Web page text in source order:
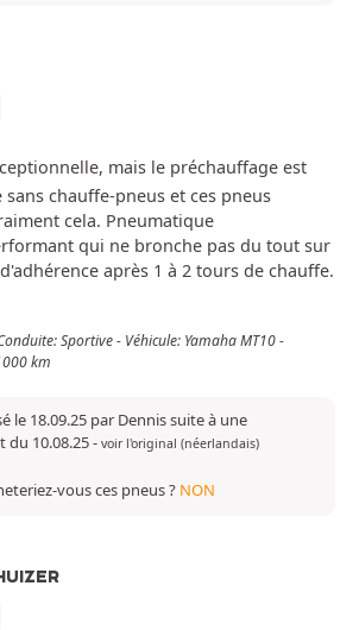
mais le préchauffage est
chauffe-pneus et ces pneus
cela. Pneumatique
qui ne bronche pas du tout sur
après 1 à 2 tours de chauffe.
Sportive - Véhicule: Yamaha MT10 -
km
le 18.09.25 par Dennis suite à une
du 10.08.25- voir l'original (néerlandais)
vous ces pneus ? NON